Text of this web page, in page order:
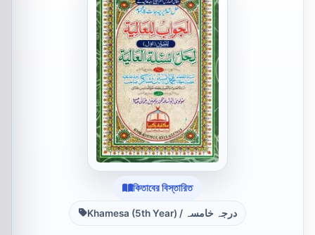
কিতাবের বিস্তারিত
Khamesa (5th Year) / درجہ خامسہ